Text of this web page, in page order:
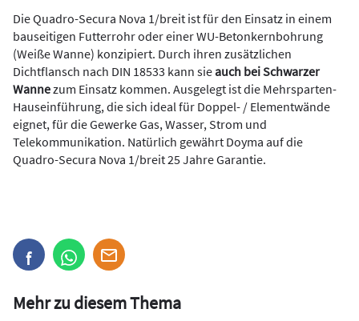
Die Quadro-Secura Nova 1/breit ist für den Einsatz in einem
bauseitigen Futterrohr oder einer WU-Betonkernbohrung
(Weiße Wanne) konzipiert. Durch ihren zusätzlichen
Dichtflansch nach DIN 18533 kann sieauch bei Schwarzer
Wannezum Einsatz kommen. Ausgelegt ist die Mehrsparten-
Hauseinführung, die sich ideal für Doppel- / Elementwände
eignet, für die Gewerke Gas, Wasser, Strom und
Telekommunikation. Natürlich gewährt Doyma auf die
Quadro-Secura Nova 1/breit 25 Jahre Garantie.
Mehr zu diesem Thema